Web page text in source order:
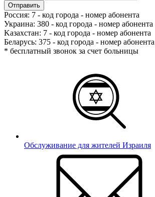
Россия: 7 - код города - номер абонента
Украина: 380 - код города - номер абонента
Kазахстан: 7 - код города - номер абонента
Беларусь: 375 - код города - номер абонента
* бесплатный звонок за счет больницы
Обслуживание для жителей Израиля